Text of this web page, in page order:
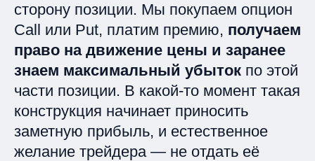
сторону позиции. Мы покупаем опцион
Call или Put, платим премию, получаем
право на движение цены и заранее
знаем максимальный убыток по этой
части позиции. В какой‑то момент такая
конструкция начинает приносить
заметную прибыль, и естественное
желание трейдера — не отдать её